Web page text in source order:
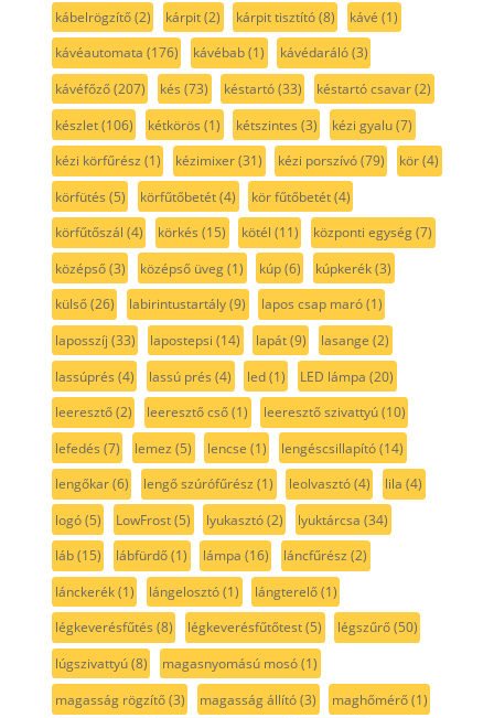
kábelrögzítő(2) kárpit(2) kárpit tisztító(8) kávé (1)
kávéautomata (176) kávébab(1) kávédaráló(3)
kávéfőző(207) kés (73) késtartó(33) késtartó csavar(2)
készlet(106) kétkörös (1) kétszintes (3) kézi gyalu(7)
kézi körfűrész (1) kézimixer(31) kézi porszívó(79) kör(4)
körfütés (5) körfűtőbetét(4) kör fűtőbetét(4)
körfűtőszál (4) körkés (15) kötél (11) központi egység(7)
középső(3) középső üveg(1) kúp(6) kúpkerék(3)
külső(26) labirintustartály(9) lapos csap maró(1)
laposszíj (33) lapostepsi (14) lapát(9) lasange (2)
lassúprés (4) lassú prés (4) led(1) LED lámpa (20)
leeresztő(2) leeresztő cső(1) leeresztő szivattyú(10)
lefedés (7) lemez (5) lencse (1) lengéscsillapító(14)
lengőkar(6) lengő szúrófűrész (1) leolvasztó(4) lila (4)
logó(5) LowFrost(5) lyukasztó(2) lyuktárcsa (34)
láb(15) lábfürdő(1) lámpa (16) láncfűrész (2)
lánckerék(1) lángelosztó(1) lángterelő(1)
légkeverésfűtés (8) légkeverésfűtőtest(5) légszűrő(50)
lúgszivattyú(8) magasnyomású mosó(1)
magasság rögzítő(3) magasság állító(3) maghőmérő(1)